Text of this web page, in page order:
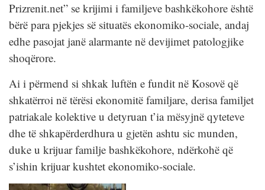
Prizrenit.net” se krijimi i familjeve bashkëkohore është
bërë para pjekjes së situatës ekonomiko-sociale, andaj
edhe pasojat janë alarmante në devijimet patologjike
shoqërore.
Ai i përmend si shkak luftën e fundit në Kosovë që
shkatërroi në tërësi ekonomitë familjare, derisa familjet
patriakale kolektive u detyruan t’ia mësyjnë qyteteve
dhe të shkapërderdhura u gjetën ashtu sic munden,
duke u krijuar familje bashkëkohore, ndërkohë që
s’ishin krijuar kushtet ekonomiko-sociale.